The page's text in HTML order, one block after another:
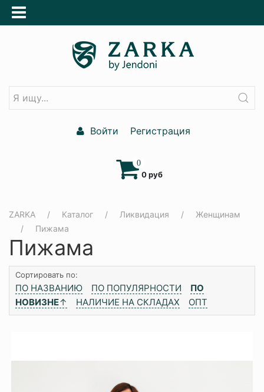
Войти Регистрация
0
0 руб
ZARKA Каталог Ликвидация
Женщинам
Пижама
Пижама
Сортировать по:
ПО НАЗВАНИЮ ПО ПОПУЛЯРНОСТИ
ПО
НОВИЗНЕ↑ НАЛИЧИЕ НА СКЛАДАХ ОПТ